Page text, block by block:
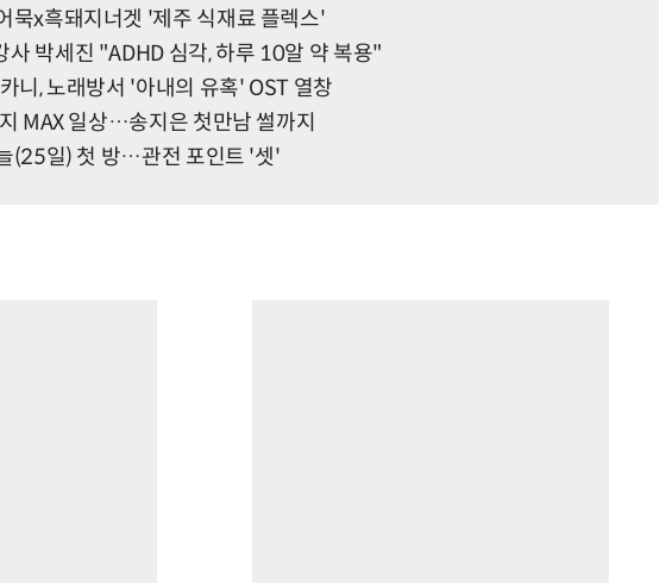
묵x흑돼지너겟 '제주 식재료 플렉스'
박세진 "ADHD 심각, 하루 10알 약 복용"
니, 노래방서 '아내의 유혹' OST 열창
MAX 일상…송지은 첫만남 썰까지
(25일) 첫 방…관전 포인트 '셋'